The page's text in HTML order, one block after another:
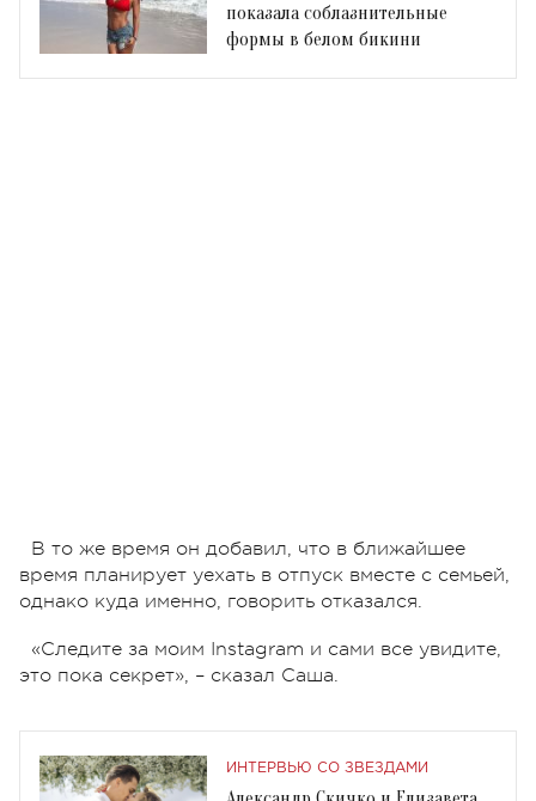
показала соблазнительные
формы в белом бикини
В то же время он добавил, что в ближайшее
время планирует уехать в отпуск вместе с семьей,
однако куда именно, говорить отказался.
«Следите за моим Instagram и сами все увидите,
это пока секрет», – сказал Саша.
ИНТЕРВЬЮ СО ЗВЕЗДАМИ